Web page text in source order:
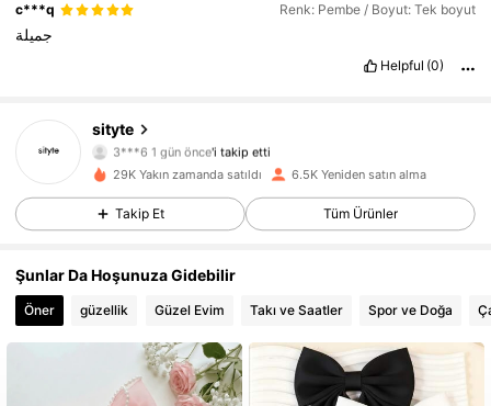
c***q Renk: Pembe / Boyut: Tek boyut
جميلة
Helpful (0)
sityte
4,88
290 Takipçiler
3***6 1 gün önce'i takip etti
4,88
290 Takipçiler
4,88 290 Takipçiler
4,88 290 Takipçiler
4,88 290 Takipçiler
290 Takipçiler
4,88 290 Takipçiler
29K Yakın zamanda satıldı 6.5K Yeniden satın alma
Takip Et Tüm Ürünler
Şunlar Da Hoşunuza Gidebilir
Öner güzellik Güzel Evim Takı ve Saatler Spor ve Doğa